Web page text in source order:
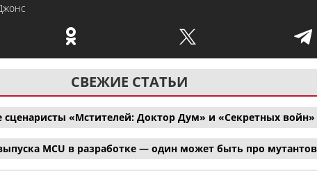
СВЕЖИЕ СТАТЬИ
«Мстителей: Доктор Дум» и «Секретных войн»
MCU в разработке — один может быть про мутантов